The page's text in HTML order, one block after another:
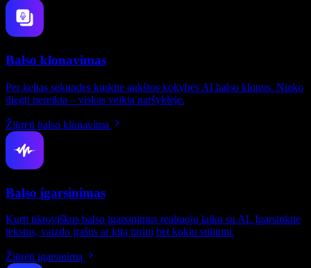
Balso klonavimas
Per kelias sekundes kurkite aukštos kokybės AI balso klonus. Nieko
diegti nereikia – viskas veikia naršyklėje.
Žiūrėti balso klonavimą
Balso įgarsinimas
Kurti tikroviškus balso įgarsinimus realiuoju laiku su AI. Įgarsinkite
tekstus, vaizdo įrašus ar kitą turinį bet kokiu stiliumi.
Žiūrėti įgarsinimą